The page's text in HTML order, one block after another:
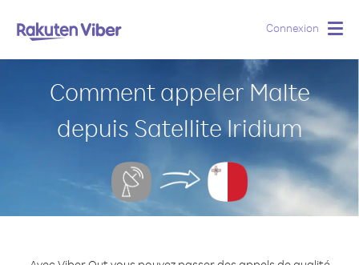
Connexion
Comment appeler Malte
depuis Satellite Iridium